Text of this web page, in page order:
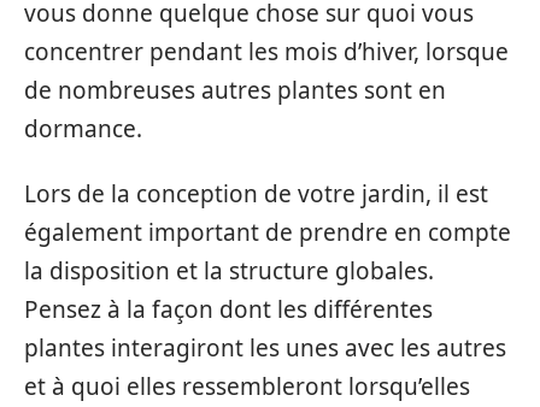
vous donne quelque chose sur quoi vous
concentrer pendant les mois d’hiver, lorsque
de nombreuses autres plantes sont en
dormance.
Lors de la conception de votre jardin, il est
également important de prendre en compte
la disposition et la structure globales.
Pensez à la façon dont les différentes
plantes interagiront les unes avec les autres
et à quoi elles ressembleront lorsqu’elles